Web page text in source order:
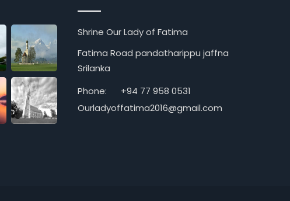
Shrine Our Lady of Fatima
Fatima Road pandatharippu jaffna
Srilanka
Phone:
+94 77 958 0531
Ourladyoffatima2016@gmail.com